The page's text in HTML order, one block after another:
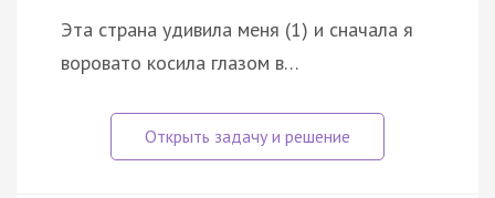
Эта страна удивила меня (1) и сначала я
воровато косила глазом в…